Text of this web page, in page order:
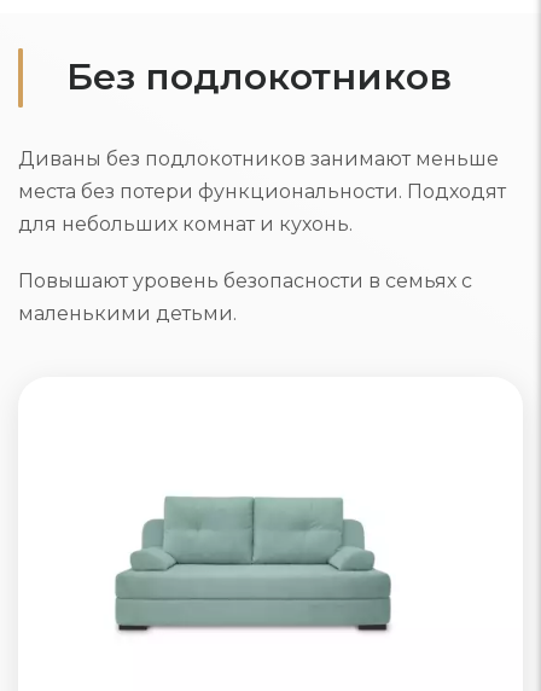
Без подлокотников
Диваны без подлокотников занимают меньше
места без потери функциональности. Подходят
для небольших комнат и кухонь.
Повышают уровень безопасности в семьях с
маленькими детьми.